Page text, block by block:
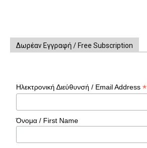
Δωρέαν Εγγραφή / Free Subscription
Ηλεκτρονική Διεύθυνσή / Email Address*
Όνομα / First Name